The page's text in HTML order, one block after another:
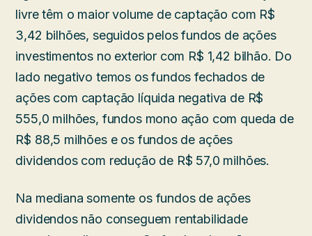
livre têm o maior volume de captação com R$
3,42 bilhões, seguidos pelos fundos de ações
investimentos no exterior com R$ 1,42 bilhão. Do
lado negativo temos os fundos fechados de
ações com captação líquida negativa de R$
555,0 milhões, fundos mono ação com queda de
R$ 88,5 milhões e os fundos de ações
dividendos com redução de R$ 57,0 milhões.
Na mediana somente os fundos de ações
dividendos não conseguem rentabilidade